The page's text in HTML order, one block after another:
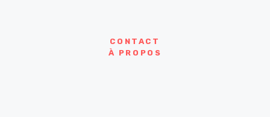
CONTACT
À PROPOS